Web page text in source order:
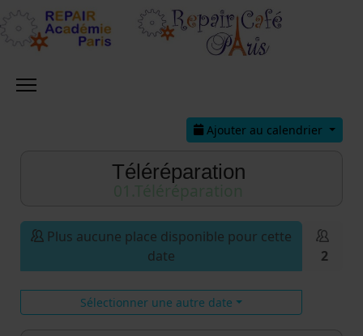
Ajouter au calendrier
Téléréparation
Plus aucune place disponible pour cette
date
Sélectionner une autre date
2